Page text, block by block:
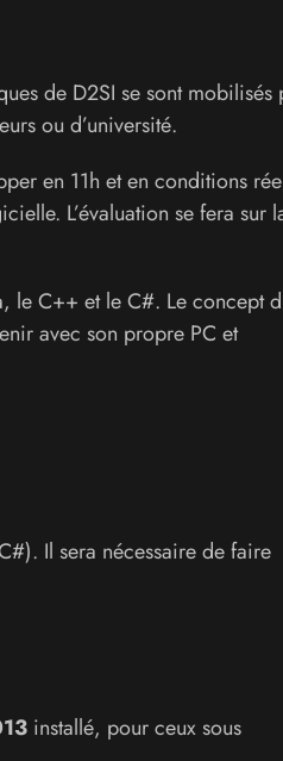
de D2SI se sont mobilisés
ou d’université.
en 11h et en conditions
L’évaluation se fera sur
le C++ et le C#. Le concept
avec son propre PC et
Il sera nécessaire de faire
installé, pour ceux sous